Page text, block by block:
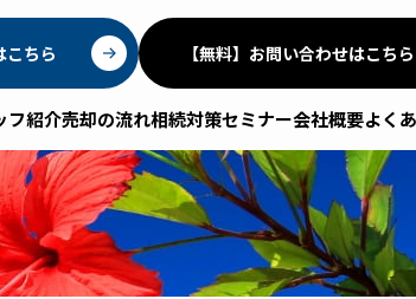
こちら 【無料】お問い合わせはこちら
フ紹介売却の流れ相続対策セミナー会社概要よく